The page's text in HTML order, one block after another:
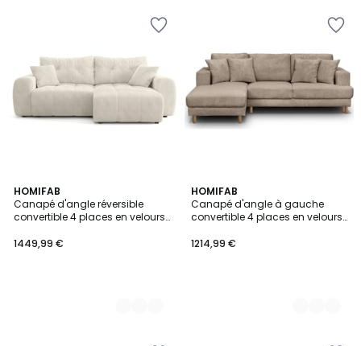
HOMIFAB
Canapé d'angle réversible
convertible 4 places en velours
1449,99 €
2
Couleurs
HOMIFAB
Canapé d'angle à gauche
convertible 4 places en velours
1214,99 €
3
Couleurs